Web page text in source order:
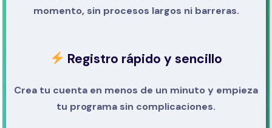
momento, sin procesos largos ni barreras.
Registro rápido y sencillo
Crea tu cuenta en menos de un minuto y empieza
tu programa sin complicaciones.